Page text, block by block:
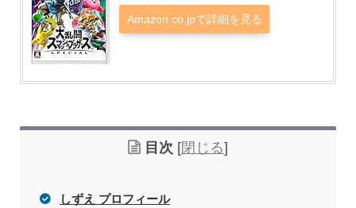
Amazon.co.jpで詳細を見る
目次 [閉じる]
しずえ プロフィール